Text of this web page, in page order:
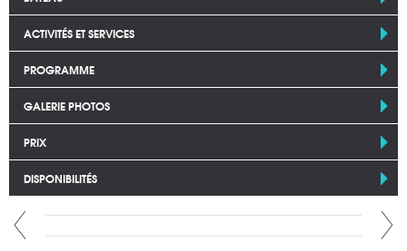
ACTIVITÉS ET SERVICES
PROGRAMME
GALERIE PHOTOS
PRIX
DISPONIBILITÉS